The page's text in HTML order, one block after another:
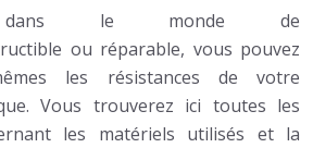
dans le monde de
ou réparable, vous pouvez
les résistances de votre
Vous trouverez ici toutes les
les matériels utilisés et la